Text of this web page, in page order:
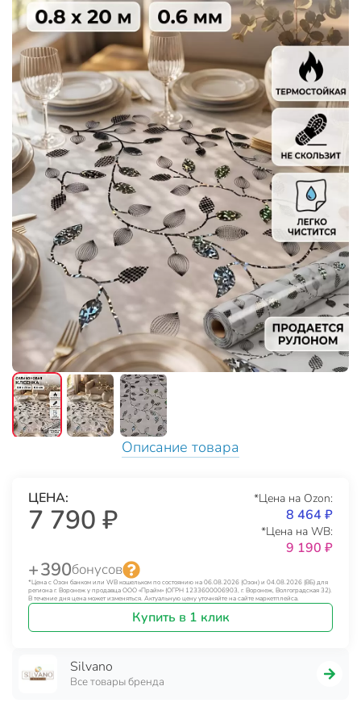
Описание товара
ЦЕНА:
7 790 ₽
*Цена на Ozon:
8 464 ₽
*Цена на WB:
9 190 ₽
+ 390бонусов
*Цена с Озон банком или WB кошельком по состоянию на 06.08.2026 (Озон) и 04.08.2026 (ВБ) для
региона г. Воронеж у продавца ООО «Прайм» (ОГРН 1233600006903, г. Воронеж, Волгоградская 32).
В течение дня цена может изменяться. Актуальную цену уточняйте на сайте маркетплейса.
Купить в 1 клик
Silvano
Все товары бренда